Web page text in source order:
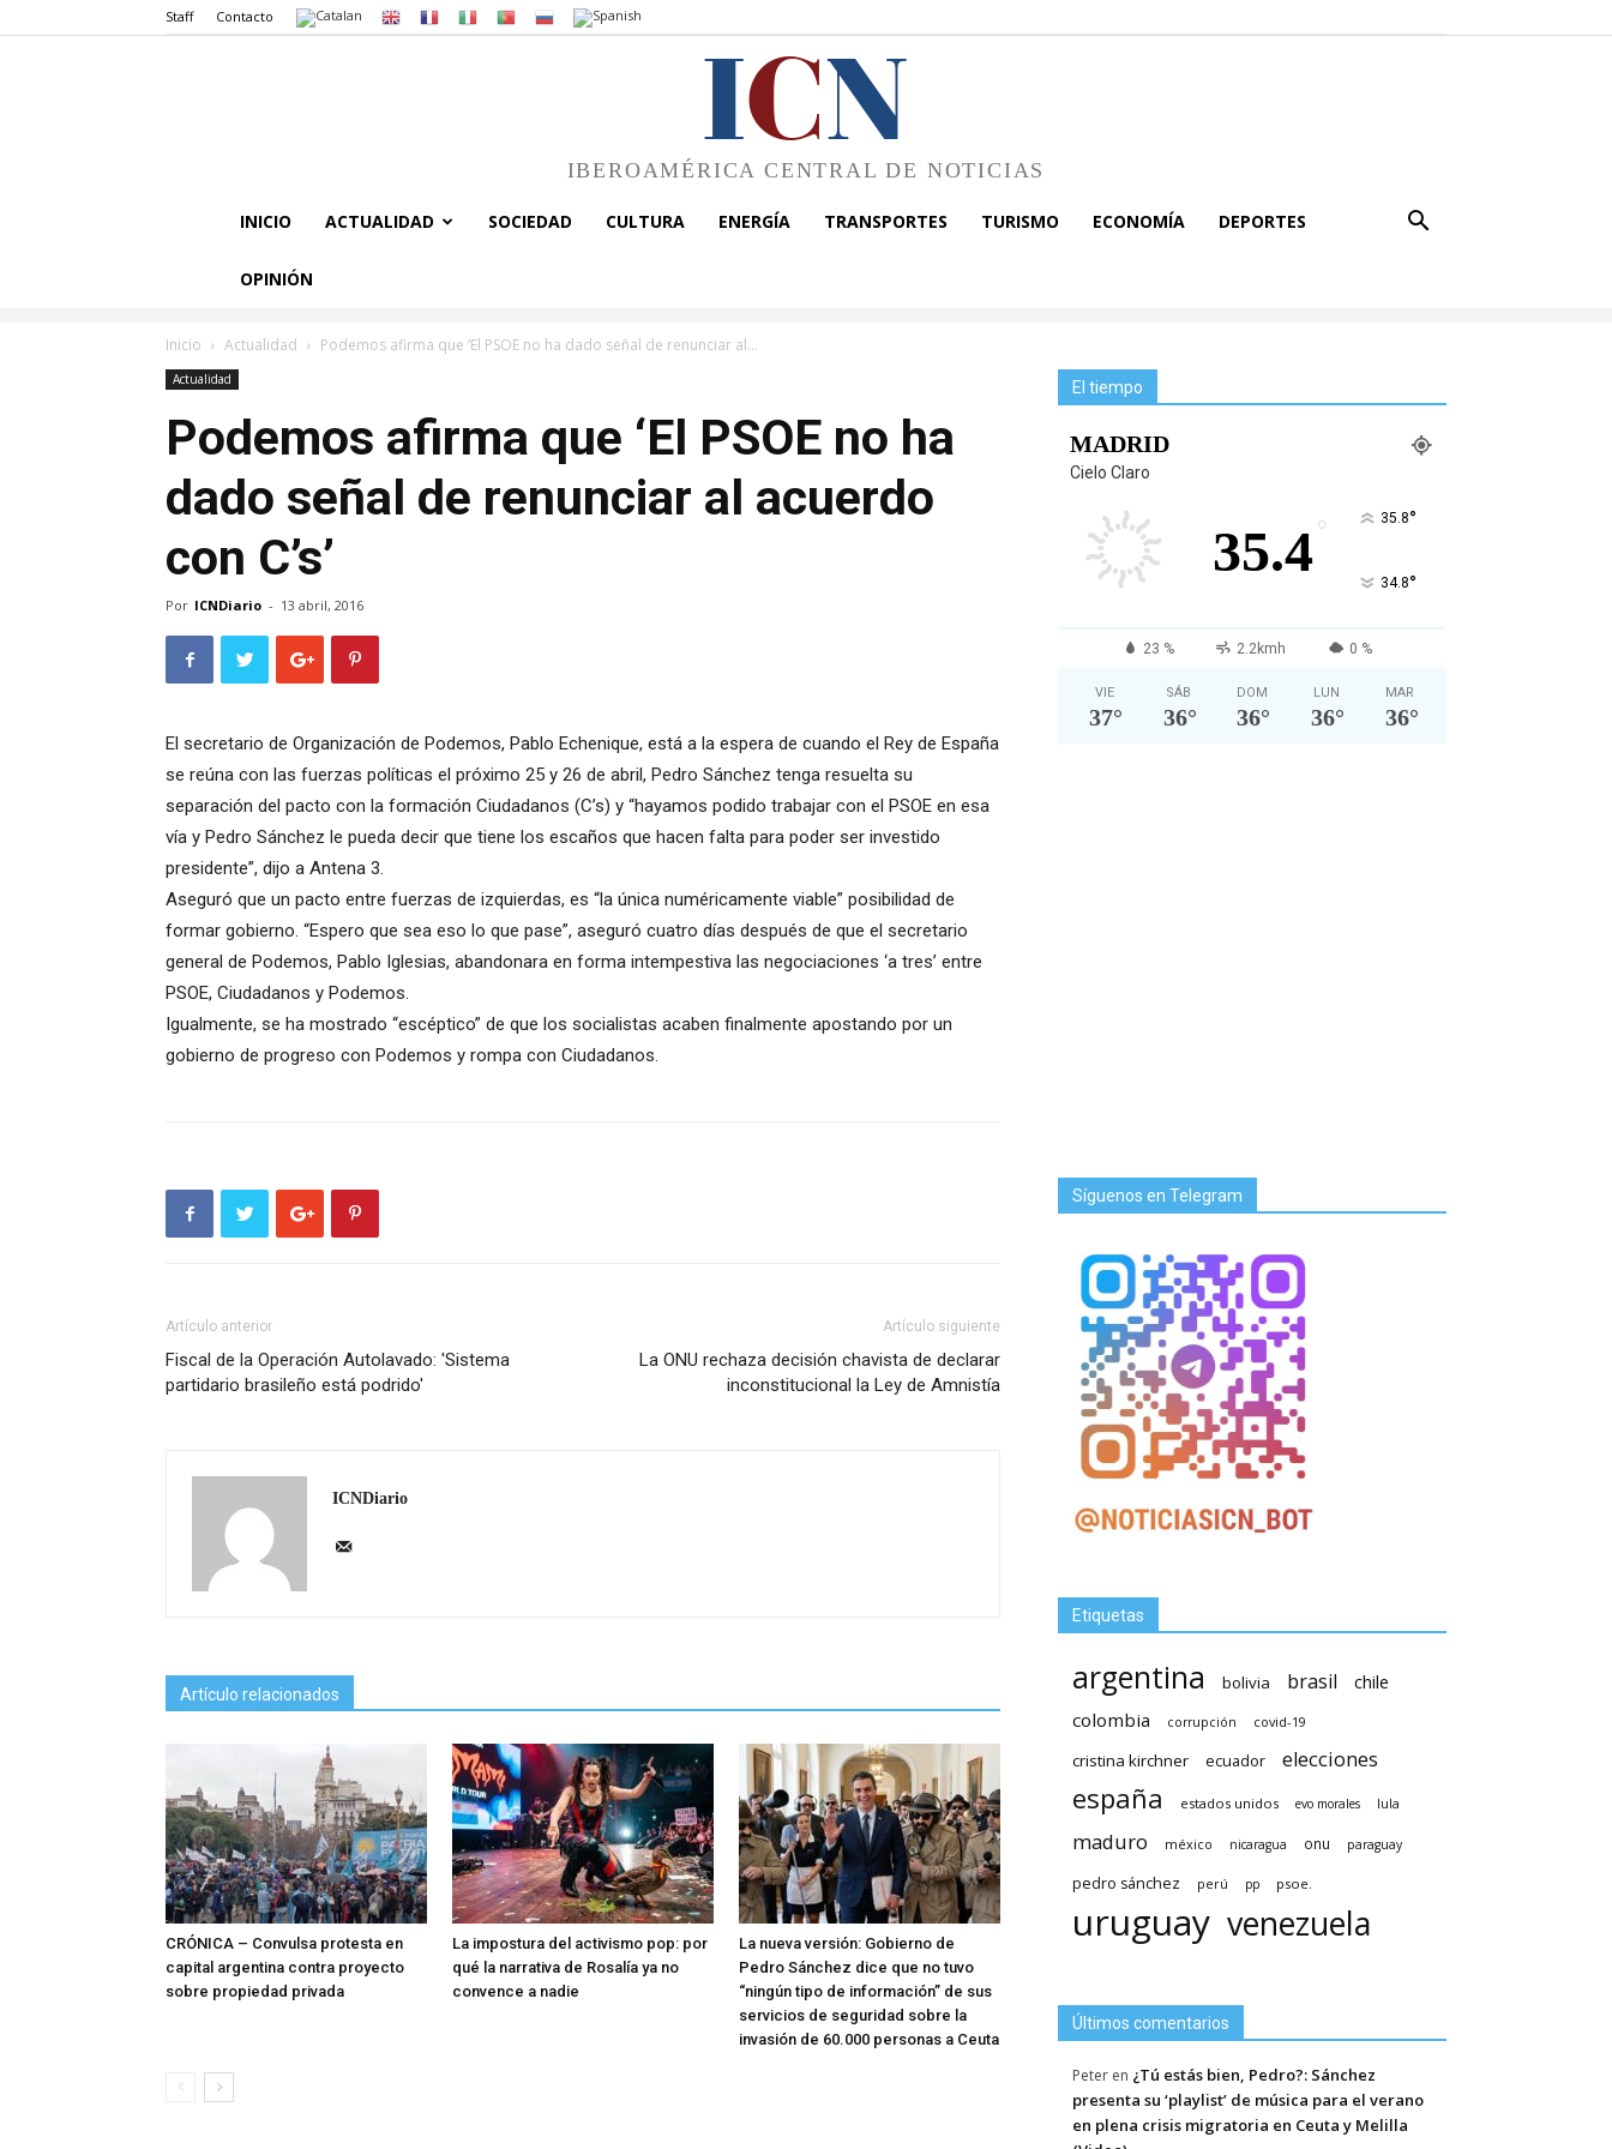
Staff Contacto
ICN
IBEROAMÉRICA CENTRAL DE NOTICIAS
INICIO ACTUALIDAD SOCIEDAD CULTURA ENERGÍA TRANSPORTES TURISMO ECONOMÍA DEPORTES
OPINIÓN
Inicio Actualidad Podemos afirma que ‘El PSOE no ha dado señal de renunciar al...
Actualidad
Podemos afirma que ‘El PSOE no ha
dado señal de renunciar al acuerdo
con C’s’
Por ICNDiario - 13 abril, 2016
El secretario de Organización de Podemos, Pablo Echenique, está a la espera de cuando el Rey de España
se reúna con las fuerzas políticas el próximo 25 y 26 de abril, Pedro Sánchez tenga resuelta su
separación del pacto con la formación Ciudadanos (C’s) y “hayamos podido trabajar con el PSOE en esa
vía y Pedro Sánchez le pueda decir que tiene los escaños que hacen falta para poder ser investido
presidente”, dijo a Antena 3.
Aseguró que un pacto entre fuerzas de izquierdas, es “la única numéricamente viable” posibilidad de
formar gobierno. “Espero que sea eso lo que pase”, aseguró cuatro días después de que el secretario
general de Podemos, Pablo Iglesias, abandonara en forma intempestiva las negociaciones ‘a tres’ entre
PSOE, Ciudadanos y Podemos.
Igualmente, se ha mostrado “escéptico” de que los socialistas acaben finalmente apostando por un
gobierno de progreso con Podemos y rompa con Ciudadanos.
Artículo anterior
Fiscal de la Operación Autolavado: 'Sistema
partidario brasileño está podrido'
Artículo siguiente
La ONU rechaza decisión chavista de declarar
inconstitucional la Ley de Amnistía
ICNDiario
Artículo relacionados
CRÓNICA – Convulsa protesta en
capital argentina contra proyecto
sobre propiedad privada
La impostura del activismo pop: por
qué la narrativa de Rosalía ya no
convence a nadie
La nueva versión: Gobierno de
Pedro Sánchez dice que no tuvo
“ningún tipo de información” de sus
servicios de seguridad sobre la
invasión de 60.000 personas a Ceuta
El tiempo
MADRID
Cielo Claro
35.4° 35.8°
34.8°
23 % 2.2kmh 0 %
VIE
37°
SÁB
36°
DOM
36°
LUN
36°
MAR
36°
Síguenos en Telegram
Etiquetas
argentina bolivia brasil
chile
colombia
corrupción covid-19
cristina kirchner ecuador elecciones
españa estados unidos evo morales lula
maduro méxico nicaragua onu paraguay
pedro sánchez perú pp psoe.
uruguay venezuela
Últimos comentarios
Peter en ¿Tú estás bien, Pedro?: Sánchez
presenta su ‘playlist’ de música para el verano
en plena crisis migratoria en Ceuta y Melilla